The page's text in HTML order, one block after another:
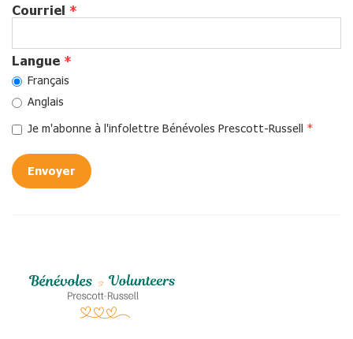
Courriel *
Langue *
Français
Anglais
Je m'abonne à l'infolettre Bénévoles Prescott-Russell *
Envoyer